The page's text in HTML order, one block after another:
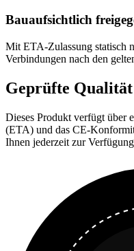
Bauaufsichtlich
Mit ETA-Zulassung statisch
Verbindungen nach den
Geprüfte Qualität
Dieses Produkt verfügt über
(ETA) und das CE-
Ihnen jederzeit zur